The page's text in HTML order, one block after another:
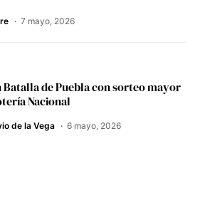
7 mayo, 2026
Batalla de Puebla con sorteo mayor
Nacional
de la Vega 6 mayo, 2026